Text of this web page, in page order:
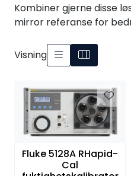
Kombiner gjerne disse
mirror referanse for
Visning
Fluke 5128A RHapid-
Cal
Termografi
Undervisning
Navigasjon &
Maskinvern &
Tilbehør